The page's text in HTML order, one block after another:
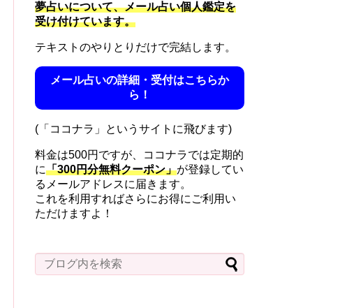
夢占いについて、メール占い個人鑑定を
受け付けています。
テキストのやりとりだけで完結します。
メール占いの詳細・受付はこちらか
ら！
(「ココナラ」というサイトに飛びます)
料金は500円ですが、ココナラでは定期的
に「300円分無料クーポン」が登録してい
るメールアドレスに届きます。
これを利用すればさらにお得にご利用い
ただけますよ！